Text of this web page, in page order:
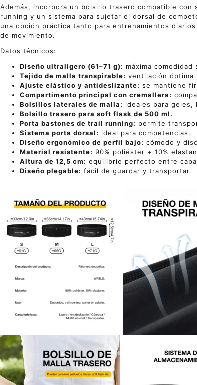
Además, incorpora un bolsillo trasero compatible
running y un sistema para sujetar el dorsal de
una opción práctica tanto para entrenamientos
de movimiento.
Datos técnicos:
Diseño ultraligero (61–71 g): máxima comodidad
Tejido de malla transpirable: ventilación óptima
Ajuste elástico y antideslizante: se mantiene
Compartimento principal con cremallera:
Bolsillos laterales de malla: ideales para geles,
Bolsillo trasero para soft flask de 500 ml.
Porta bastones de trail running: permite
Sistema porta dorsal: ideal para competencias.
Diseño ergonómico de perfil bajo: cómodo y
Material resistente: 90% poliéster + 10%
Altura de 12,5 cm: equilibrio perfecto entre
Diseño plegable: fácil de guardar y transportar.